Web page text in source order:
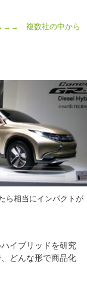
→→→ 複数社の中から
ら相当にインパクトが
イブリッドを研究
どんな形で商品化